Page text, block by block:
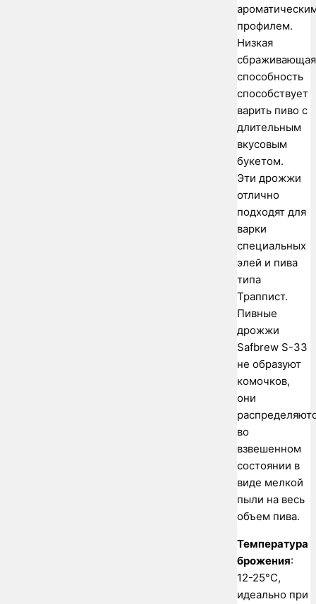
профилем.
Низкая
сбраживающая
способность
способствует
варить пиво с
длительным
вкусовым
букетом.
Эти дрожжи
отлично
подходят для
варки
специальных
элей и пива
типа
Траппист.
Пивные
дрожжи
Safbrew S-33
не образуют
комочков,
они
во
взвешенном
состоянии в
виде мелкой
пыли на весь
объем пива.
Температура
брожения:
12-25°C,
идеально при